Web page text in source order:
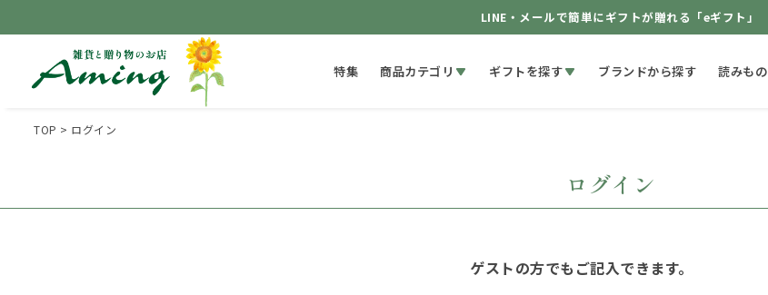
LINE・メールで簡単にギフトが贈れる「eギフト」
特集 商品カテゴリ ギフトを探す ブランドから探す 読みもの
TOP ログイン
ログイン
ゲストの方でもご記入できます。